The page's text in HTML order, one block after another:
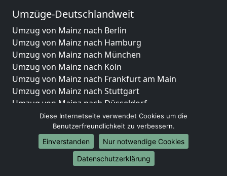
Umzüge-Deutschlandweit
Umzug von Mainz nach Berlin
Umzug von Mainz nach Hamburg
Umzug von Mainz nach München
Umzug von Mainz nach Köln
Umzug von Mainz nach Frankfurt am Main
Umzug von Mainz nach Stuttgart
Umzug von Mainz nach Düsseldorf
Umzug von Mainz nach Leipzig
Umzug von Mainz nach Dortmund
Umzug von Mainz nach Essen
Umzug von Mainz nach Bremen
Umzug von Mainz nach Dresden
Diese Internetseite verwendet Cookies um die
Benutzerfreundlichkeit zu verbessern.
Einverstanden
Nur notwendige Cookies
Datenschutzerklärung